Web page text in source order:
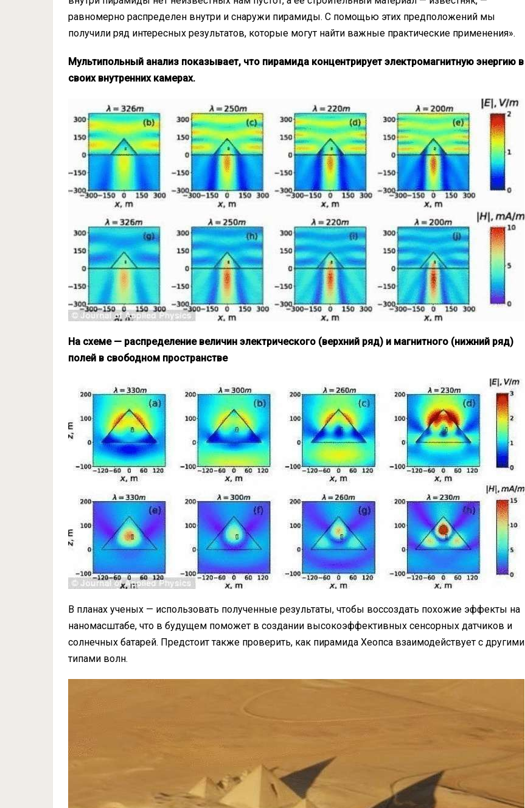
равномерно распределен внутри и снаружи пирамиды. С помощью этих предположений мы
получили ряд интересных результатов, которые могут найти важные практические применения».
Мультипольный анализ показывает, что пирамида концентрирует электромагнитную энергию в
своих внутренних камерах.
На схеме — распределение величин электрического (верхний ряд) и магнитного (нижний ряд)
полей в свободном пространстве
В планах ученых — использовать полученные результаты, чтобы воссоздать похожие эффекты на
наномасштабе, что в будущем поможет в создании высокоэффективных сенсорных датчиков и
солнечных батарей. Предстоит также проверить, как пирамида Хеопса взаимодействует с другими
типами волн.